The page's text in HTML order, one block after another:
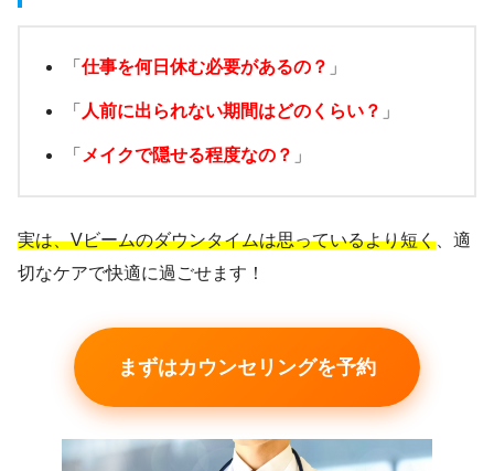
「 仕事を何日休む必要があるの？ 」
「 人前に出られない期間はどのくらい？ 」
「 メイクで隠せる程度なの？ 」
実は、Vビームのダウンタイムは思っているより短く 、適
切なケアで快適に過ごせます！
まずはカウンセリングを予約